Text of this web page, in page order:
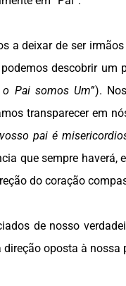
a deixar de ser
descobrir um
o Pai somos Um”).
transparecer em
pai é
que sempre haverá,
do coração
de nosso
direção oposta à nossa